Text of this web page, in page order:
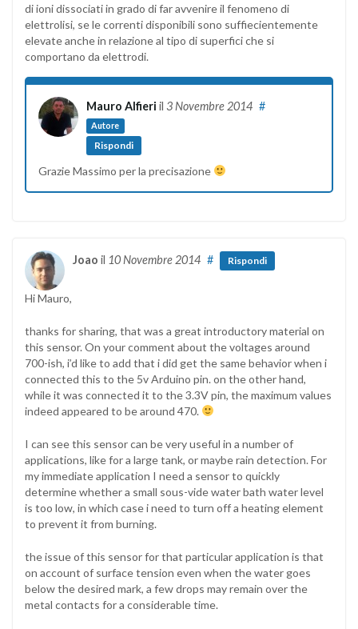
di ioni dissociati in grado di far avvenire il fenomeno di
elettrolisi, se le correnti disponibili sono suffiecientemente
elevate anche in relazione al tipo di superfici che si
comportano da elettrodi.
Mauro Alfieri il 3 Novembre 2014
Autore
#
Rispondi
Grazie Massimo per la precisazione
Joao il 10 Novembre 2014 # Rispondi
Hi Mauro,
thanks for sharing, that was a great introductory material on
this sensor. On your comment about the voltages around
700-ish, i’d like to add that i did get the same behavior when i
connected this to the 5v Arduino pin. on the other hand,
while it was connected it to the 3.3V pin, the maximum values
indeed appeared to be around 470.
I can see this sensor can be very useful in a number of
applications, like for a large tank, or maybe rain detection. For
my immediate application I need a sensor to quickly
determine whether a small sous-vide water bath water level
is too low, in which case i need to turn off a heating element
to prevent it from burning.
the issue of this sensor for that particular application is that
on account of surface tension even when the water goes
below the desired mark, a few drops may remain over the
metal contacts for a considerable time.